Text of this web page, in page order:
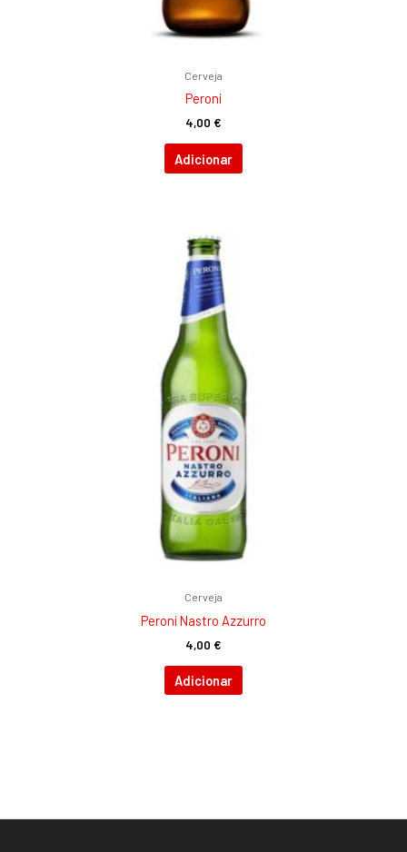
Cerveja
Peroni
4,00 €
Adicionar
Cerveja
Peroni Nastro Azzurro
4,00 €
Adicionar